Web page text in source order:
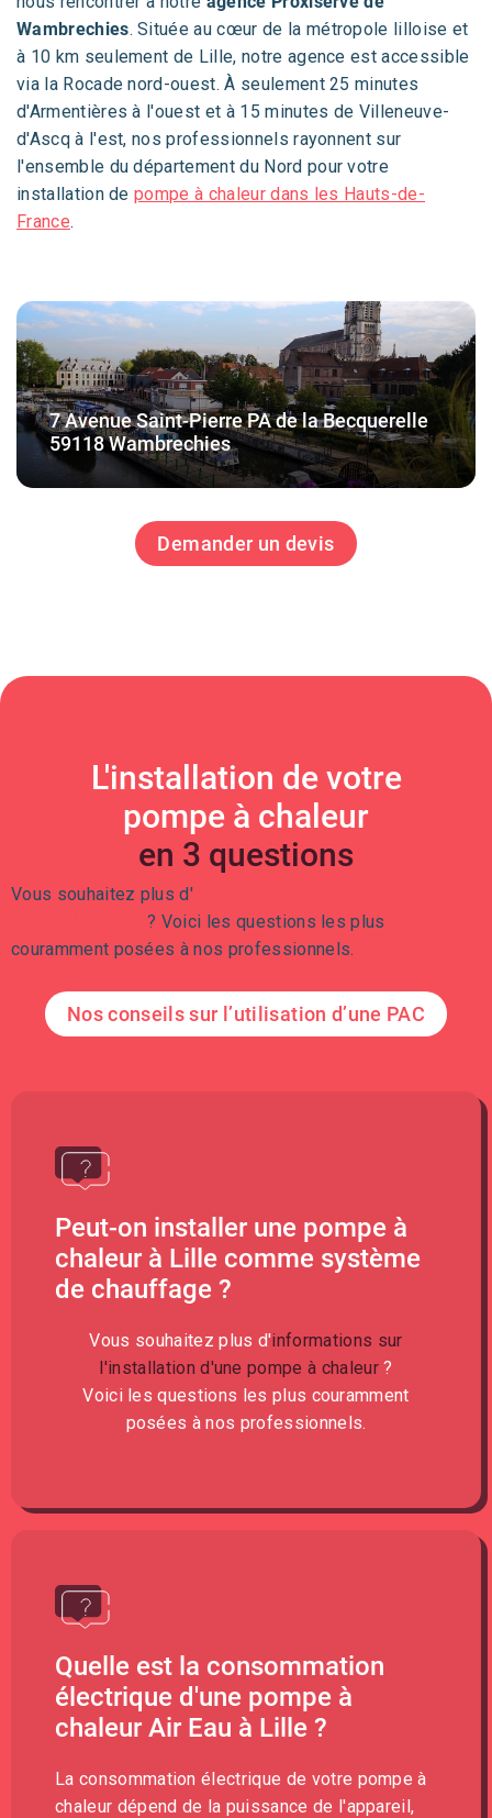
Wambrechies. Située au cœur de la métropole lilloise et
à 10 km seulement de Lille, notre agence est accessible
via la Rocade nord-ouest. À seulement 25 minutes
d'Armentières à l'ouest et à 15 minutes de Villeneuve-
d'Ascq à l'est, nos professionnels rayonnent sur
l'ensemble du département du Nord pour votre
installation depompe à chaleur dans les Hauts-de-
France.
7 Avenue Saint-Pierre PA de la Becquerelle
59118 Wambrechies
Demander un devis
L'installation de votre
pompe à chaleur
en 3 questions
Vous souhaitez plus d'
? Voici les questions les plus
couramment posées à nos professionnels.
Nos conseils sur l’utilisation d’une PAC
Peut-on installer une pompe à
chaleur à Lille comme système
de chauffage ?
Vous souhaitez plus d'informations sur
l'installation d'une pompe à chaleur?
Voici les questions les plus couramment
posées à nos professionnels.
Quelle est la consommation
électrique d'une pompe à
chaleur Air Eau à Lille ?
La consommation électrique de votre pompe à
chaleur dépend de la puissance de l'appareil,